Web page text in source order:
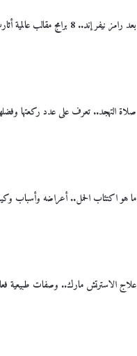
بعد رامز نيفر إند.. 8 برامج مقالب عالمية أثارت الجدل (فيديو)
صلاة التهجد.. تعرف على عدد ركعتها
ما هو اكتئاب الحمل.. أعراضه وأسباب
علاج الاسترتش مارك.. وصفات طبيعية